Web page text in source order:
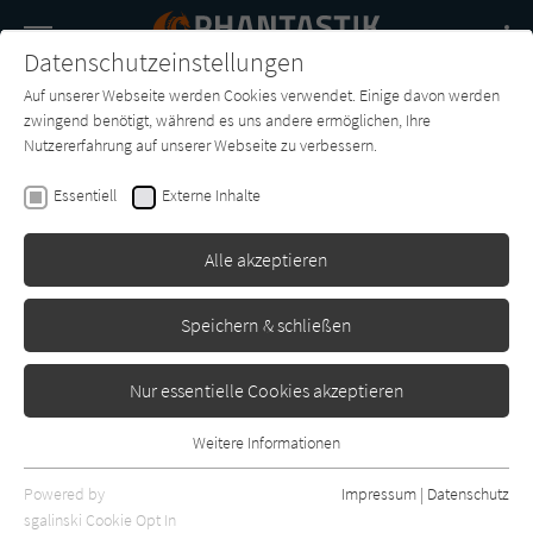
SUCHE
Buch-
Entdecker
Forum Charts
Arthur C. Clarke
Das Licht ferner Tage
Erschienen: Januar 2001 2
Datenschutzeinstellungen
Auf unserer Webseite werden Cookies verwendet. Einige davon werden
zwingend benötigt, während es uns andere ermöglichen, Ihre
Nutzererfahrung auf unserer Webseite zu verbessern.
Essentiell Externe Inhalte
Alle akzeptieren
Speichern & schließen
Nur essentielle Cookies akzeptieren
Essentielle Cookies werden für grundlegende Funktionen der
Webseite benötigt. Dadurch ist gewährleistet, dass die Webseite
Weitere Informationen
Powered by
sgalinski Cookie Opt In
Impressum | Datenschutz